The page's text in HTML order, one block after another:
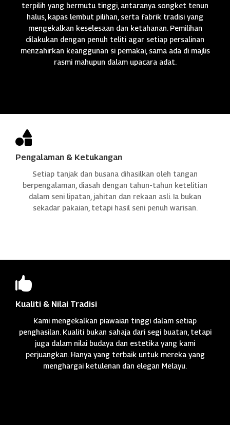
terpilih yang bermutu tinggi, antaranya songket tenun
halus, kapas lembut pilihan, serta fabrik tradisi yang
mengekalkan keselesaan dan ketahanan. Pemilihan
dilakukan dengan penuh teliti agar setiap persalinan
menzahirkan keanggunan si pemakai, sama ada di majlis
rasmi mahupun dalam upacara adat.

Pengalaman & Ketukangan
Setiap tanjak dan busana dihasilkan oleh tangan
berpengalaman, diasah dengan tahun-tahun ketelitian
dalam seni lipatan, jahitan dan rekaan asli. Ia bukan
sekadar pakaian, tetapi hasil seni penuh warisan.

Kualiti & Nilai Tradisi
Kami mengekalkan piawaian tinggi dalam setiap
penghasilan. Kualiti bukan sahaja dari segi buatan, tetapi
juga dalam nilai budaya dan estetika yang kami
perjuangkan. Hanya yang terbaik untuk mereka yang
menghargai ketulenan dan elegan Melayu.